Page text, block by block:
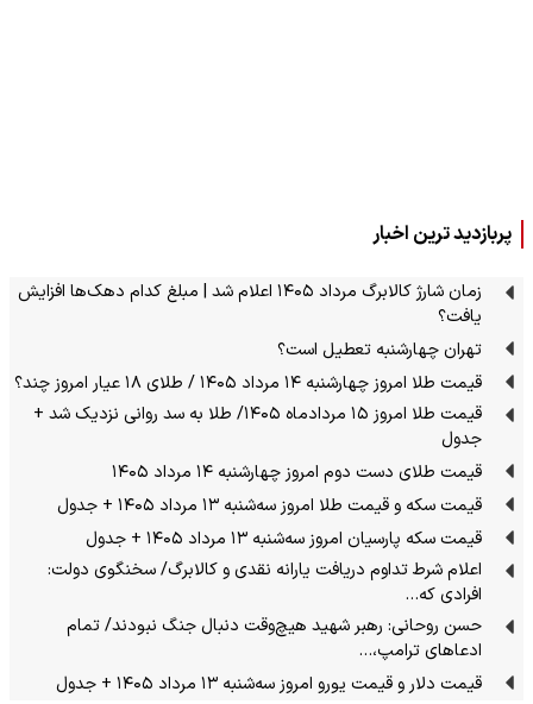
پربازدید ترین اخبار
زمان شارژ کالابرگ مرداد ۱۴۰۵ اعلام شد | مبلغ کدام دهک‌ها افزایش
یافت؟
تهران چهارشنبه تعطیل است؟
قیمت طلا امروز چهارشنبه ۱۴ مرداد ۱۴۰۵ / طلای ۱۸ عیار امروز چند؟
قیمت طلا امروز ۱۵ مردادماه ۱۴۰۵/ طلا به سد روانی نزدیک شد +
جدول
قیمت طلای دست دوم امروز چهارشنبه ۱۴ مرداد ۱۴۰۵
قیمت سکه و قیمت طلا امروز سه‌شنبه ۱۳ مرداد ۱۴۰۵ + جدول
قیمت سکه پارسیان امروز سه‌شنبه ۱۳ مرداد ۱۴۰۵ + جدول
اعلام شرط تداوم دریافت یارانه نقدی و کالابرگ/ سخنگوی دولت:
افرادی که…
حسن روحانی: رهبر شهید هیچ‌وقت دنبال جنگ نبودند/ تمام
ادعاهای ترامپ،…
قیمت دلار و قیمت یورو امروز سه‌شنبه ۱۳ مرداد ۱۴۰۵ + جدول